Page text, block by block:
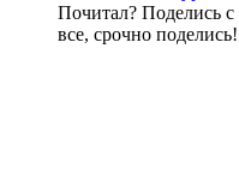
Почитал? Поделись
все, срочно